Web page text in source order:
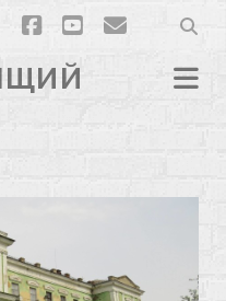
facebook
youtubeemail